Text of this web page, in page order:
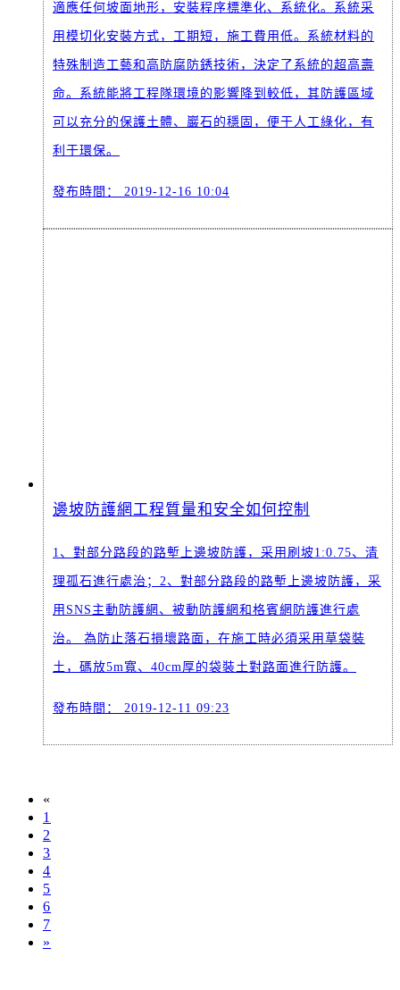
適應任何坡面地形，安裝程序標準化、系統化。系統采
用模切化安裝方式，工期短，施工費用低。系統材料的
特殊制造工藝和高防腐防銹技術，決定了系統的超高壽
命。系統能將工程隊環境的影響降到較低，其防護區域
可以充分的保護土體、巖石的穩固，便于人工綠化，有
利于環保。
發布時間： 2019-12-16 10:04
邊坡防護網工程質量和安全如何控制
1、對部分路段的路塹上邊坡防護，采用刷坡1:0.75、清
理孤石進行處治；2、對部分路段的路塹上邊坡防護，采
用SNS主動防護網、被動防護網和格賓網防護進行處
治。 為防止落石損壞路面，在施工時必須采用草袋裝
土，碼放5m寬、40cm厚的袋裝土對路面進行防護。
發布時間： 2019-12-11 09:23
«
1
2
3
4
5
6
7
»